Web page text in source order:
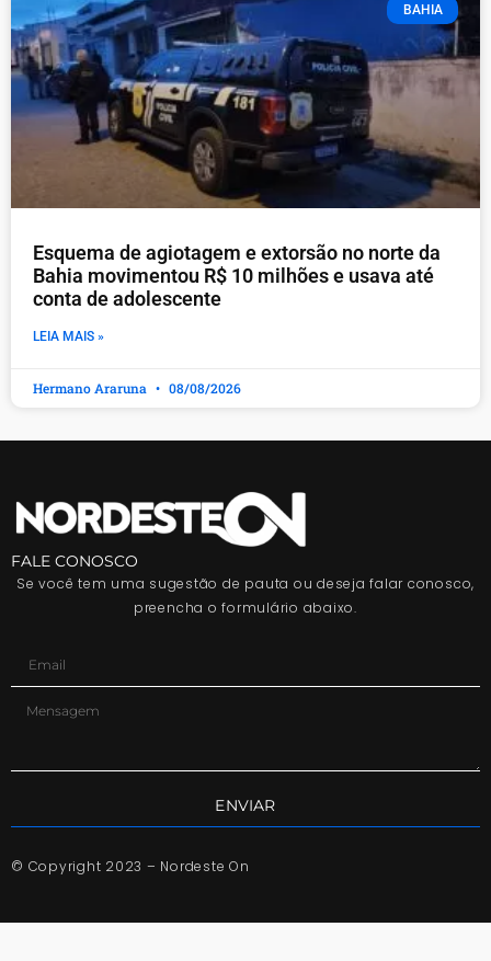
BAHIA
Esquema de agiotagem e extorsão no norte da
Bahia movimentou R$ 10 milhões e usava até
conta de adolescente
LEIA MAIS »
Hermano Araruna 08/08/2026
FALE CONOSCO
Se você tem uma sugestão de pauta ou deseja falar conosco,
preencha o formulário abaixo.
ENVIAR
© Copyright 2023 – Nordeste On